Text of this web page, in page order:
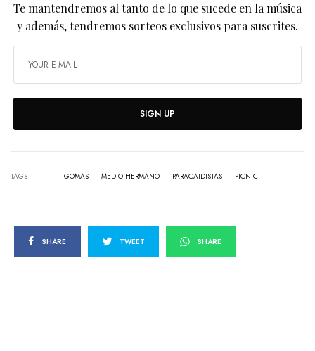
Te mantendremos al tanto de lo que sucede en la música
y además, tendremos sorteos exclusivos para suscrites.
SIGN UP
TAGS GOMAS MEDIO HERMANO PARACAIDISTAS PICNIC
SHARE TWEET SHARE